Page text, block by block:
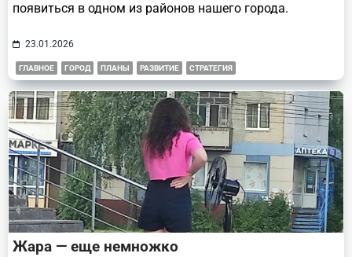
появиться в одном из районов нашего города.
23.01.2026
ГЛАВНОЕ ГОРОД ПЛАНЫ РАЗВИТИЕ СТРАТЕГИЯ
Жара — еще немножко